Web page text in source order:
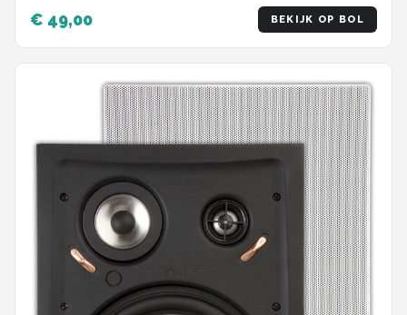
€ 49,00 BEKIJK OP BOL